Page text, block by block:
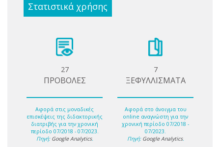
Στατιστικά χρήσης
27
ΠΡΟΒΟΛΕΣ
Αφορά στις μοναδικές
επισκέψεις της διδακτορικής
διατριβής για την χρονική
περίοδο 07/2018 - 07/2023.
Πηγή: Google Analytics.
7
ΞΕΦΥΛΛΙΣΜΑΤΑ
Αφορά στο άνοιγμα του
online αναγνώστη για την
χρονική περίοδο 07/2018 -
07/2023.
Πηγή: Google Analytics.